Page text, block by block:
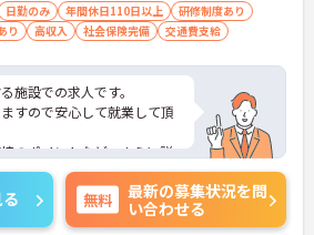
日勤のみ 年間休日110日以上
研修制度あり
り
高収入 社会保険完備 交通費支給
施設での求人です。
すので安心して就業して頂
のポイントなど、さらに詳
気軽にご相談ください。
無料
最新の募集状況を問
い合わせる